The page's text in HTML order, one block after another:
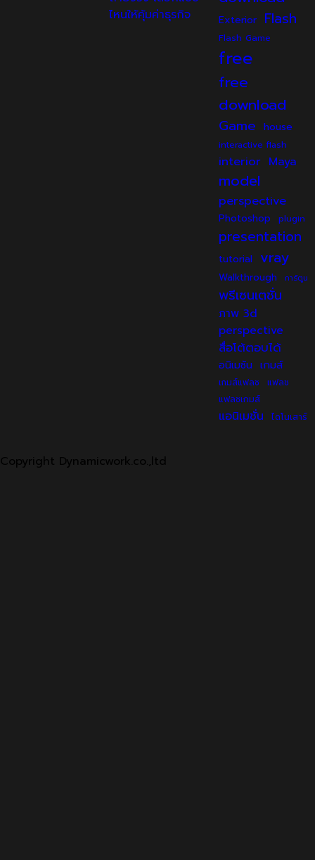
ไหนให้คุ้มค่าธุรกิจ
Exterior Flash
Flash Game
free
free
download
Game house
interactive flash
interior Maya
model
perspective
Photoshop plugin
presentation
tutorial vray
Walkthrough การ์ตูน
พรีเซนเตชั่น
ภาพ 3d
perspective
สื่อโต้ตอบได้
อนิเมชัน เกมส์
เกมส์แฟลช
แฟลช
แฟลชเกมส์
แอนิเมชั่น ไดโนเสาร์
Copyright Dynamicwork.co.,ltd